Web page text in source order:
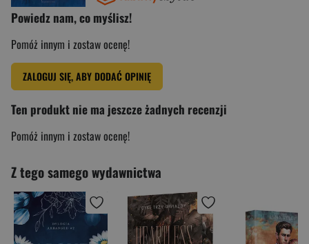
Powiedz nam, co myślisz!
Pomóż innym i zostaw ocenę!
ZALOGUJ SIĘ, ABY DODAĆ OPINIĘ
Ten produkt nie ma jeszcze żadnych recenzji
Pomóż innym i zostaw ocenę!
Z tego samego wydawnictwa